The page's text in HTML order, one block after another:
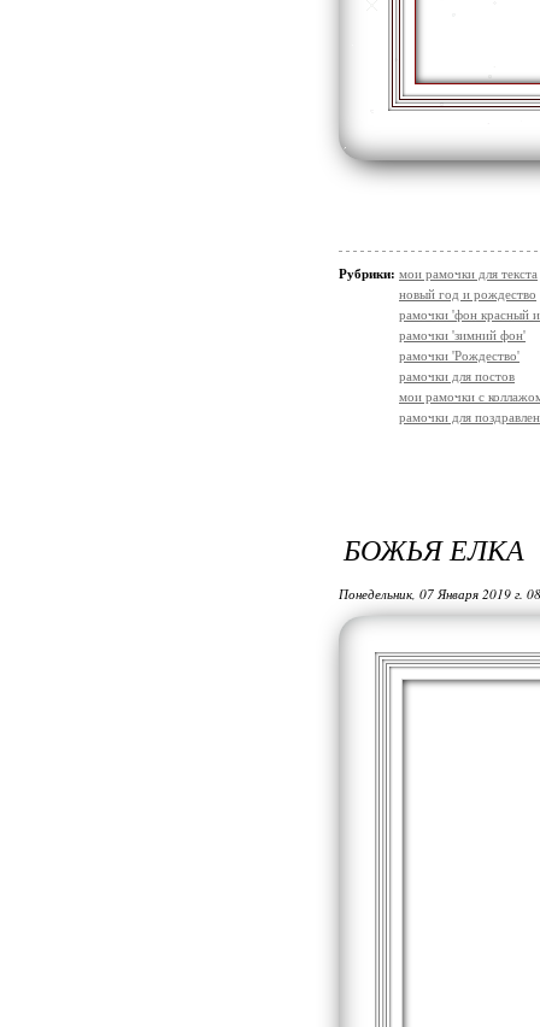
Рубрики: мои рамочки для текста
новый год и рождество
рамочки 'фон красный
рамочки 'зимний фон'
рамочки 'Рождество'
рамочки для постов
мои рамочки с
рамочки для
БОЖЬЯ ЕЛКА
Понедельник, 07 Января 2019 г.